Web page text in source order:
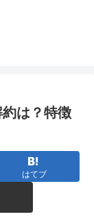
は？特徴
はてブ